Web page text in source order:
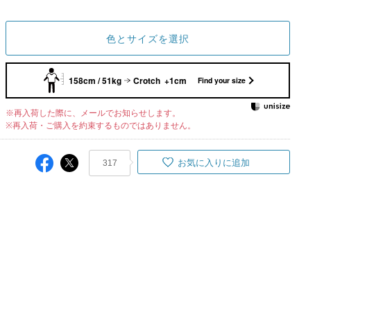
色とサイズを選択
158cm / 51kg Crotch +1cm Find your size
※再入荷した際に、メールでお知らせします。
※再入荷・ご購入を約束するものではありません。
317 お気に入りに追加